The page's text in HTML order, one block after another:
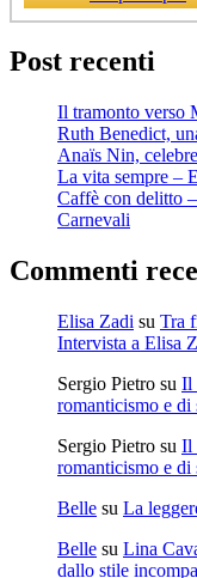
Post recenti
Il tramonto verso
Ruth Benedict,
Anaïs Nin,
La vita sempre –
Caffè con delitto
Carnevali
Commenti
Elisa Zadi su Tra
Intervista a Elisa
Sergio Pietro su Il
romanticismo e
Sergio Pietro su Il
romanticismo e
Belle su La
Belle su Lina
dallo stile